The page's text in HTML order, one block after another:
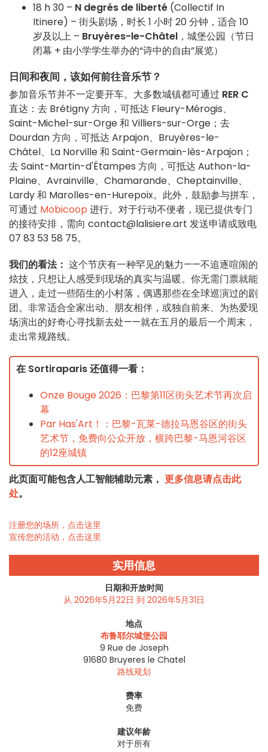
18 h 30 – N degrés de liberté (Collectif In
Itinere) – 街头剧场，时长 1 小时 20 分钟，适合 10
岁及以上 – Bruyères-le-Châtel ，城堡公园（节日
闭幕 + 由小学学生举办的“诗中的自由”展览）
日间和夜间，该如何前往音乐节？
参加音乐节并不一定要开车。大多数城镇都可通过 RER C
直达：去 Brétigny 方向，可抵达 Fleury-Mérogis、
Saint-Michel-sur-Orge 和 Villiers-sur-Orge；去
Dourdan 方向，可抵达 Arpajon、Bruyères-le-
Châtel、La Norville 和 Saint-Germain-lès-Arpajon；
去 Saint-Martin-d'Étampes 方向，可抵达 Authon-la-
Plaine、Avrainville、Chamarande、Cheptainville、
Lardy 和 Marolles-en-Hurepoix。此外，鼓励参与拼车，
可通过 Mobicoop 进行。对于行动不便者，现已提供专门
的接待安排，需向 contact@lalisiere.art 发送申请或致电
07 83 53 58 75。
我们的看法： 这个节庆有一种罕见的魅力——不追逐喧闹的
炫技，只想让人感受到现场的真实与温暖。你无需门票就能
进入，走过一些陌生的小村落，偶遇那些在全球巡演过的剧
团。非常适合全家出动、朋友相伴，或独自前来、为热爱现
场演出的好奇心寻找新去处——就在五月的最后一个周末，
走出常规路线。
在 Sortiraparis 还值得一看：
Onze Bouge 2026：巴黎第11区街头艺术节再次启
幕
Par Has'Art！：巴黎-瓦莱-德拉马恩谷区的街头
艺术节，免费向公众开放，横跨巴黎-马恩河谷区
的12座城镇
此页面可能包含人工智能辅助元素， 更多信息请点击此
处。
注册您的场所，点击这里
宣传您的活动，点击这里
实用信息
日期和开放时间
从 2026年5月22日 到 2026年5月31日
地点
布鲁耶尔城堡公园
9 Rue de Joseph
91680 Bruyeres le Chatel
路线规划
费率
免费
建议年龄
对于所有